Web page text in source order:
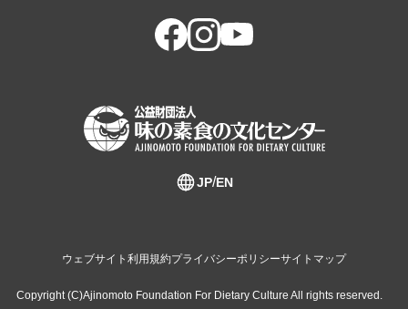
JP EN
ウェブサイト利用規約プライバシーポリシーサイトマップ
Copyright (C)Ajinomoto Foundation For Dietary Culture All rights reserved.